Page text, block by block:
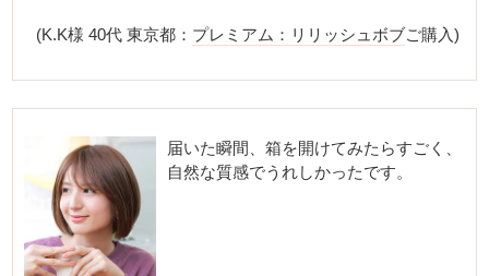
(K.K様 40代 東京都： プレミアム：リリッシュボブご購入)
届いた瞬間、箱を開けてみたらすごく、
自然な質感でうれしかったです。